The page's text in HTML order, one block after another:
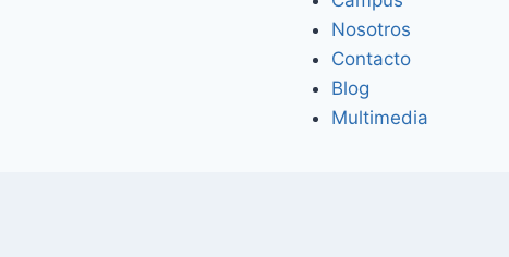
Nosotros
Contacto
Blog
Multimedia